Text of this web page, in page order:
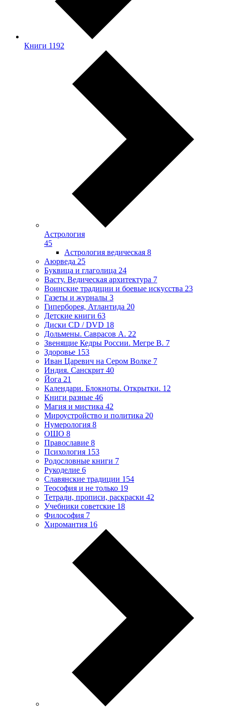
Книги 1192
Астрология
45
Астрология ведическая 8
Аюрведа 25
Буквица и глаголица 24
Васту. Ведическая архитектура 7
Воинские традиции и боевые искусства 23
Газеты и журналы 3
Гиперборея, Атлантида 20
Детские книги 63
Диски CD / DVD 18
Дольмены. Саврасов А. 22
Звенящие Кедры России. Мегре В. 7
Здоровье 153
Иван Царевич на Сером Волке 7
Индия. Санскрит 40
Йога 21
Календари. Блокноты. Открытки. 12
Книги разные 46
Магия и мистика 42
Мироустройство и политика 20
Нумерология 8
ОШО 8
Православие 8
Психология 153
Родословные книги 7
Рукоделие 6
Славянские традиции 154
Теософия и не только 19
Тетради, прописи, раскраски 42
Учебники советские 18
Философия 7
Хиромантия 16